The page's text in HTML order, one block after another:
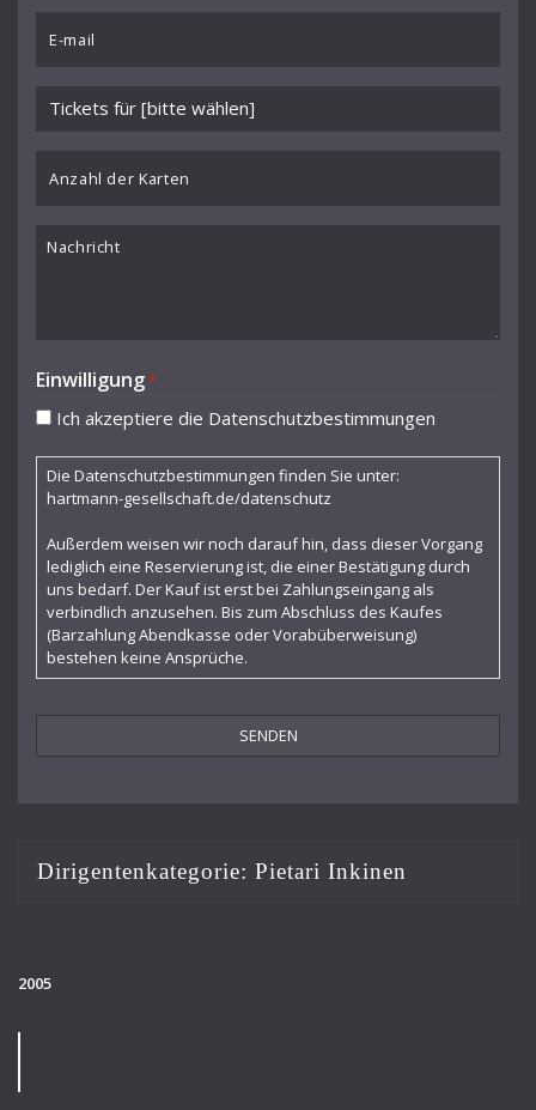
Hans Rosbaud
Heinz Fricke
Heinz Holliger
Hermann Scherchen
Juanjo Mena
Karl Fischer
Leon Botstein
Leopold Stokowski
Maffeo Scarpis
Marek Janowski
Markus Stenz
Martin Sieghart
Veranstaltung
wählen
*
der
Karten
Nachricht
Einwilligung*
Ich akzeptiere die Datenschutzbestimmungen
Die Datenschutzbestimmungen finden Sie unter:
hartmann-gesellschaft.de/datenschutz
Außerdem weisen wir noch darauf hin, dass dieser Vorgang
lediglich eine Reservierung ist, die einer Bestätigung durch
uns bedarf. Der Kauf ist erst bei Zahlungseingang als
verbindlich anzusehen. Bis zum Abschluss des Kaufes
(Barzahlung Abendkasse oder Vorabüberweisung)
bestehen keine Ansprüche.
Dirigentenkategorie: Pietari Inkinen
2005